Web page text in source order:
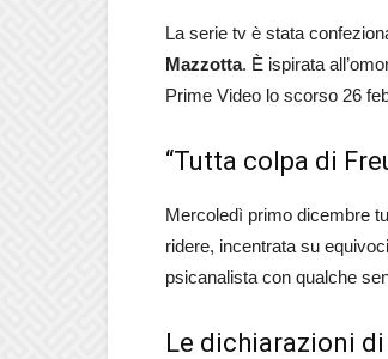
La serie tv è stata
Mazzotta. È ispirata
Prime Video lo scorso 26
“Tutta colpa di
Mercoledì primo dicembre
ridere, incentrata su
psicanalista con qualche
Le dichiarazioni